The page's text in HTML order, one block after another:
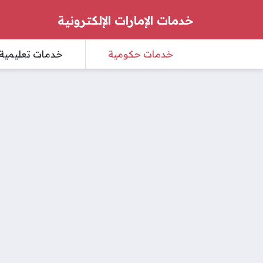
خدمات الإمارات الإلكترونية
خدمات حكومية خدمات تعليمية